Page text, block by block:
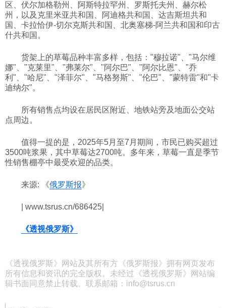
体育
旅游
视听
区、伏尔加格勒州、阿斯特拉罕州、罗斯托夫州、赫尔松
州，以及克里米亚共和国、阿迪格共和国、达吉斯坦共和
国、卡拉恰伊-切尔克斯共和国、北奥塞梯-阿兰共和国和印古
什共和国。
货架上的草莓品种丰富多样，包括："穆拉诺"、"马尔维
娜"、"克莱里"、"弗莱尔"、"阿尔巴"、"阿尔比恩"、"乔
利"、"哈尼"、"泽菲尔"、"马格努斯"、"伦巴"、"蒙特雷"和"卡
迪纳尔"。
所有销售点均设在居民区附近、地铁站旁及地面公交站
点周边。
值得一提的是，2025年5月至7月期间，市民已购买超过
3500吨浆果，其中草莓达2700吨。多年来，草莓一直是季节
性销售棚亭中最受欢迎的品类。
来源: 《俄罗斯报》
| www.tsrus.cn/686425|
《透视俄罗斯》
《透视俄罗斯》网站及其所有方《俄罗斯报》拥有网页发布
所有信息和资讯的完全版权。未经过《透视俄罗斯》网站编
辑书面同意禁止转载。联系邮箱：info@tsrus.cn